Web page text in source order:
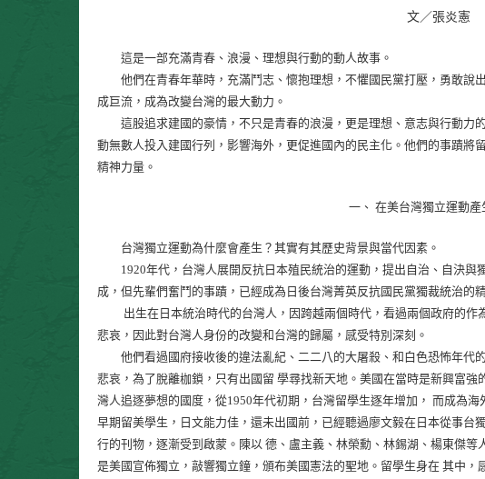
文／張炎憲
這是一部充滿青春、浪漫、理想與行動的動人故事。
他們在青春年華時，充滿鬥志、懷抱理想，不懼國民黨打壓，勇敢說
成巨流，成為改變台灣的最大動力。
這股追求建國的豪情，不只是青春的浪漫，更是理想、意志與行動力
動無數人投入建國行列，影響海外，更促進國內的民主化。他們的事蹟將
精神力量。
一、 在美台灣獨立運動產
台灣獨立運動為什麼會產生？其實有其歷史背景與當代因素。
1920年代，台灣人展開反抗日本殖民統治的運動，提出自治、自決與
成，但先輩們奮鬥的事蹟，已經成為日後台灣菁英反抗國民黨獨裁統治的
出生在日本統治時代的台灣人，因跨越兩個時代，看過兩個政府的作
悲哀，因此對台灣人身份的改變和台灣的歸屬，感受特別深刻。
他們看過國府接收後的違法亂紀、二二八的大屠殺、和白色恐怖年代
悲哀，為了脫離枷鎖，只有出國留 學尋找新天地。美國在當時是新興富
灣人追逐夢想的國度，從1950年代初期，台灣留學生逐年增加， 而成為海
早期留美學生，日文能力佳，還未出國前，已經聽過廖文毅在日本從事台
行的刊物，逐漸受到啟蒙。陳以 德、盧主義、林榮勳、林錫湖、楊東傑
是美國宣佈獨立，敲響獨立鐘，頒布美國憲法的聖地。留學生身在 其中